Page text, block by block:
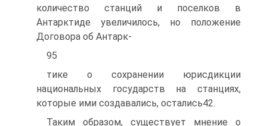
количество станций и поселков в
Антарктиде увеличилось, но положение
Договора об Антарк-
95
тике о сохранении юрисдикции
национальных государств на станциях,
которые ими создавались, остались42.
Таким образом, существует мнение о